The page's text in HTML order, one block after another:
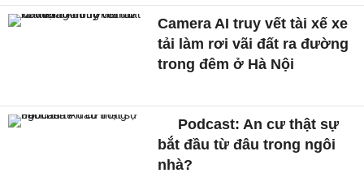
Camera AI truy vết tài xế xe
tải làm rơi vãi đất ra đường
trong đêm ở Hà Nội
Podcast: An cư thật sự
bắt đầu từ đâu trong ngôi
nhà?